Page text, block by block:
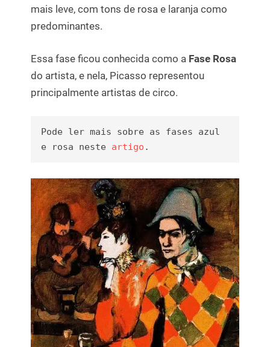
mais leve, com tons de rosa e laranja como
predominantes.
Essa fase ficou conhecida como a Fase Rosa
do artista, e nela, Picasso representou
principalmente artistas de circo.
Pode ler mais sobre as fases azul
e rosa neste artigo .